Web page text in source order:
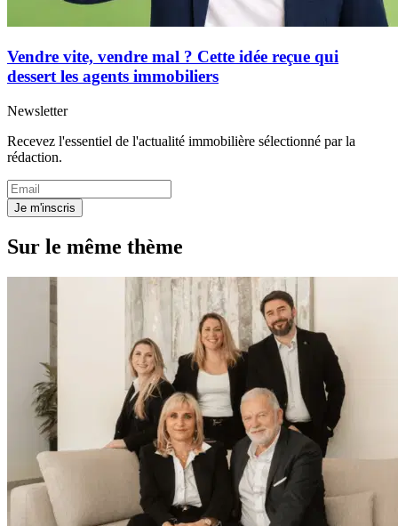
Vendre vite, vendre mal ? Cette idée reçue qui
dessert les agents immobiliers
Newsletter
Recevez l'essentiel de l'actualité immobilière sélectionné par la
rédaction.
Je m'inscris
Sur le même thème